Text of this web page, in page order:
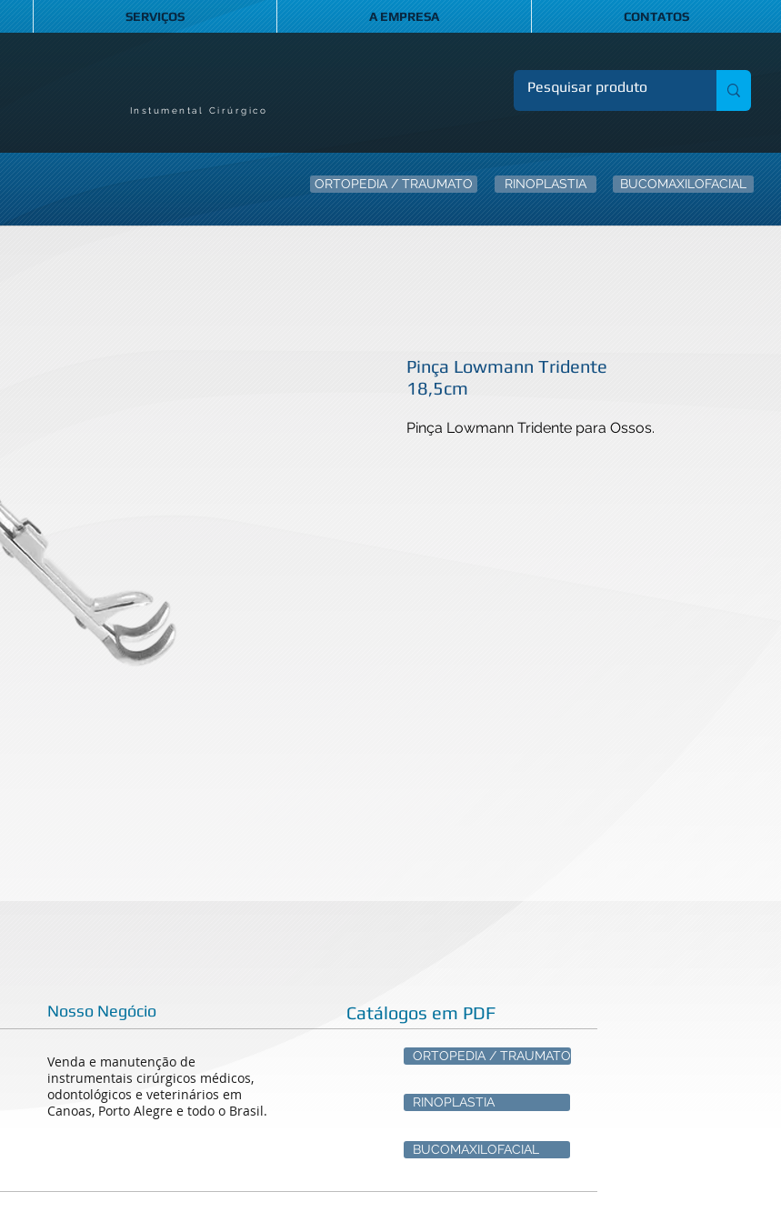
SERVIÇOS A EMPRESA CONTATOS
Instumental Cirúrgico
ORTOPEDIA / TRAUMATO RINOPLASTIA BUCOMAXILOFACIAL
Pinça Lowmann Tridente
18,5cm
Pinça Lowmann Tridente para Ossos.
Venda e manutenção de
instrumentais cirúrgicos médicos,
odontológicos e veterinários em
Canoas, Porto Alegre e todo o Brasil.
Nosso Negócio Catálogos em PDF
RINOPLASTIA
BUCOMAXILOFACIAL
ORTOPEDIA / TRAUMATO